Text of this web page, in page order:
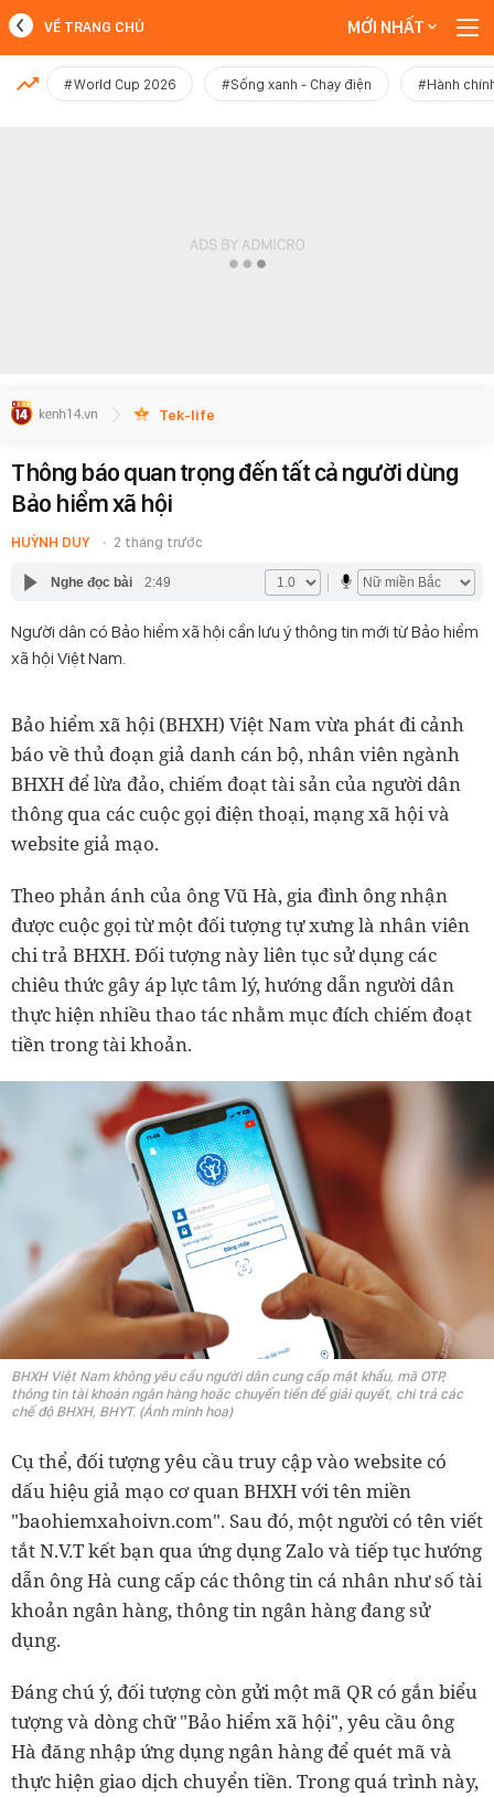
MỚI NHẤT
VỀ TRANG CHỦ MỚI NHẤT
#World Cup 2026 #Sống xanh - Chạy điện #Hành
Tek-life
Thông báo quan trọng đến tất cả người dùng
Bảo hiểm xã hội
HUỲNH DUY 2 tháng trước
Nghe đọc bài 2:49
Người dân có Bảo hiểm xã hội cần lưu ý thông tin mới từ Bảo hiểm
xã hội Việt Nam.
Bảo hiểm xã hội (BHXH) Việt Nam vừa phát đi cảnh
báo về thủ đoạn giả danh cán bộ, nhân viên ngành
BHXH để lừa đảo, chiếm đoạt tài sản của người dân
thông qua các cuộc gọi điện thoại, mạng xã hội và
website giả mạo.
Theo phản ánh của ông Vũ Hà, gia đình ông nhận
được cuộc gọi từ một đối tượng tự xưng là nhân viên
chi trả BHXH. Đối tượng này liên tục sử dụng các
chiêu thức gây áp lực tâm lý, hướng dẫn người dân
thực hiện nhiều thao tác nhằm mục đích chiếm đoạt
tiền trong tài khoản.
BHXH Việt Nam không yêu cầu người dân cung cấp mật khẩu, mã OTP,
thông tin tài khoản ngân hàng hoặc chuyển tiền để giải quyết, chi trả các
chế độ BHXH, BHYT. (Ảnh minh hoạ)
Cụ thể, đối tượng yêu cầu truy cập vào website có
dấu hiệu giả mạo cơ quan BHXH với tên miền
"baohiemxahoivn.com". Sau đó, một người có tên viết
tắt N.V.T kết bạn qua ứng dụng Zalo và tiếp tục hướng
dẫn ông Hà cung cấp các thông tin cá nhân như số tài
khoản ngân hàng, thông tin ngân hàng đang sử
dụng.
Đáng chú ý, đối tượng còn gửi một mã QR có gắn biểu
tượng và dòng chữ "Bảo hiểm xã hội", yêu cầu ông
Hà đăng nhập ứng dụng ngân hàng để quét mã và
thực hiện giao dịch chuyển tiền. Trong quá trình này,